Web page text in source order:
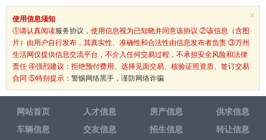
×
使用信息须知
①请认真阅读服务协议 ，使用信息视为已知晓并同意该协议 ②该信息（含图
片）由用户自行发布，其真实性、准确性和合法性由信息发布者负责 ③万州
生活网仅提供信息交流平台，不介入任何交易过程，不承担安全风险和法律
责任 ④强烈建议：拒绝预付费用、选择见面交易、核验证照资质、签订交易
合同 ⑤特别提示： 警惕网络黑手，谨防网络诈骗
网站首页 人才信息 房产信息
供求信息
车辆信息
交友信息 招生信息
转让信息